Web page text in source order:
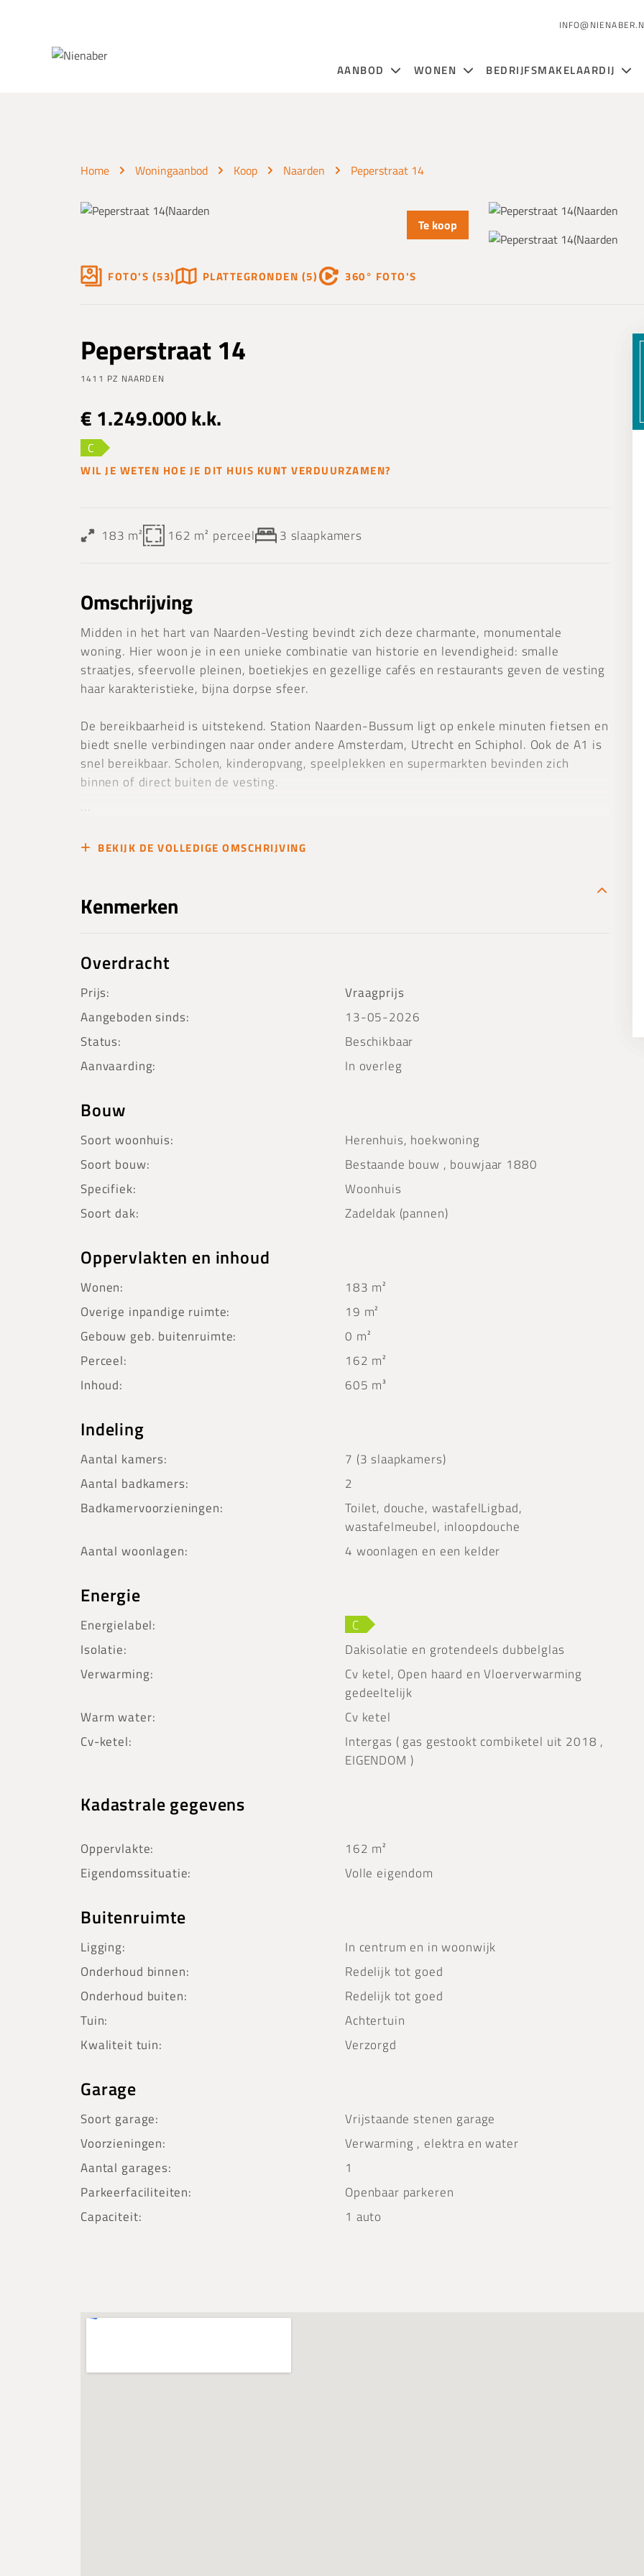
AANBOD WONEN BEDRIJFSMAKELAARDIJ
Home Woningaanbod Koop Naarden Peperstraat 14
Te koop
FOTO'S (53) PLATTEGRONDEN (5) 360° FOTO'S
Peperstraat 14
1411 PZ NAARDEN
€ 1.249.000 k.k.
C
WIL JE WETEN HOE JE DIT HUIS KUNT VERDUURZAMEN?
183 m² 162 m² perceel 3 slaapkamers
Omschrijving
Midden in het hart van Naarden-Vesting bevindt zich deze charmante, monumentale
woning. Hier woon je in een unieke combinatie van historie en levendigheid: smalle
straatjes, sfeervolle pleinen, boetiekjes en gezellige cafés en restaurants geven de vesting
haar karakteristieke, bijna dorpse sfeer.
De bereikbaarheid is uitstekend. Station Naarden-Bussum ligt op enkele minuten fietsen en
biedt snelle verbindingen naar onder andere Amsterdam, Utrecht en Schiphol. Ook de A1 is
snel bereikbaar. Scholen, kinderopvang, speelplekken en supermarkten bevinden zich
binnen of direct buiten de vesting.
...
BEKIJK DE VOLLEDIGE OMSCHRIJVING
Kenmerken
Overdracht
Prijs:
Vraagprijs
Aangeboden sinds:
13-05-2026
Status:
Beschikbaar
Aanvaarding:
In overleg
Bouw
Soort woonhuis:
Herenhuis, hoekwoning
Soort bouw:
Bestaande bouw , bouwjaar 1880
Specifiek:
Woonhuis
Soort dak:
Zadeldak (pannen)
Oppervlakten en inhoud
Wonen:
183 m²
Overige inpandige ruimte:
19 m²
Gebouw geb. buitenruimte:
0 m²
Perceel:
162 m²
Inhoud:
605 m³
Indeling
Aantal kamers:
7 (3 slaapkamers)
Aantal badkamers:
2
Badkamervoorzieningen:
Toilet, douche, wastafelLigbad,
wastafelmeubel, inloopdouche
Aantal woonlagen:
4 woonlagen en een kelder
Energie
Energielabel:
C
Isolatie:
Dakisolatie en grotendeels dubbelglas
Verwarming:
Cv ketel, Open haard en Vloerverwarming
gedeeltelijk
Warm water:
Cv ketel
Cv-ketel:
Intergas ( gas gestookt combiketel uit 2018 ,
EIGENDOM )
Kadastrale gegevens
Oppervlakte:
162 m²
Eigendomssituatie:
Volle eigendom
Buitenruimte
Ligging:
In centrum en in woonwijk
Onderhoud binnen:
Redelijk tot goed
Onderhoud buiten:
Redelijk tot goed
Tuin:
Achtertuin
Kwaliteit tuin:
Verzorgd
Garage
Soort garage:
Vrijstaande stenen garage
Voorzieningen:
Verwarming , elektra en water
Aantal garages:
1
Parkeerfaciliteiten:
Openbaar parkeren
Capaciteit:
1 auto